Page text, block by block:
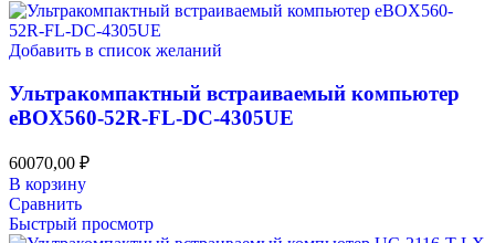
Добавить в список желаний
Ультракомпактный встраиваемый компьютер
eBOX560-52R-FL-DC-4305UE
60070,00 ₽
В корзину
Сравнить
Быстрый просмотр